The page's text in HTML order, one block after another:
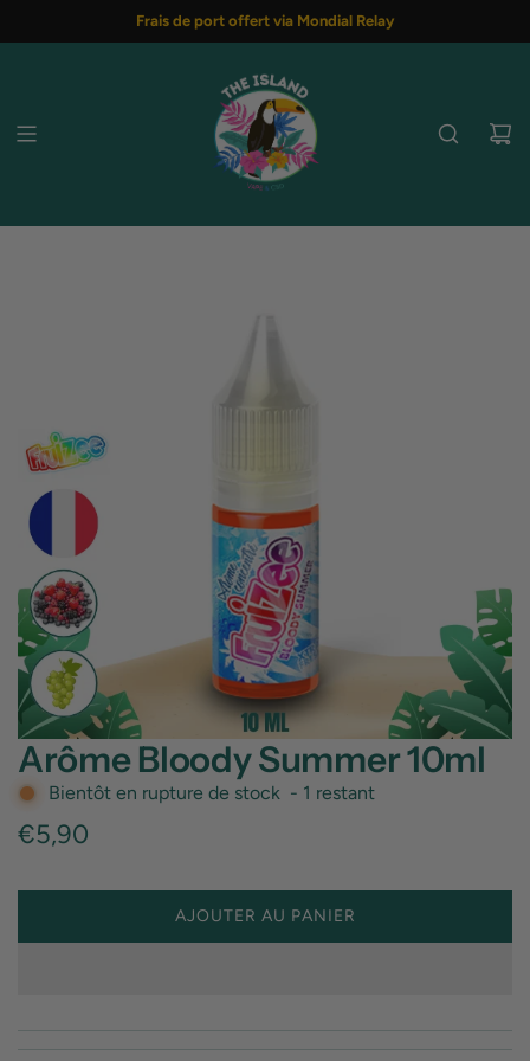
Frais de port offert via Mondial Relay
Arôme Bloody Summer 10ml
Bientôt en rupture de stock - 1 restant
Prix
€5,90
AJOUTER AU PANIER
C
G